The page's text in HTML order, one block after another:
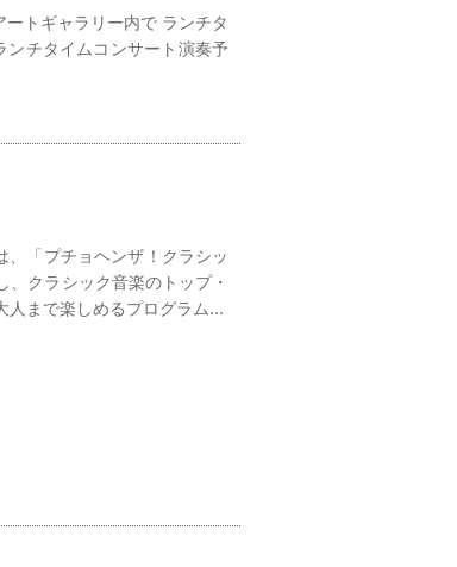
トギャラリー内で ランチタ
チタイムコンサート演奏予
「プチョヘンザ！クラシッ
クラシック音楽のトップ・
人まで楽しめるプログラム...